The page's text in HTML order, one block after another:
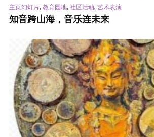
主页幻灯片, 教育园地, 社区活动, 艺术表演
知音跨山海，音乐连未来